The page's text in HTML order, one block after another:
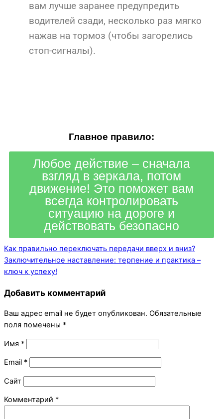
вам лучше заранее предупредить
водителей сзади, несколько раз мягко
нажав на тормоз (чтобы загорелись
стоп-сигналы).
Главное правило:
Любое действие – сначала
взгляд в зеркала, потом
движение! Это поможет вам
всегда контролировать
ситуацию на дороге и
действовать безопасно
Как правильно переключать передачи вверх и вниз?
Заключительное наставление: терпение и практика –
ключ к успеху!
Добавить комментарий
Ваш адрес email не будет опубликован. Обязательные
поля помечены *
Имя *
Email *
Сайт
Комментарий *